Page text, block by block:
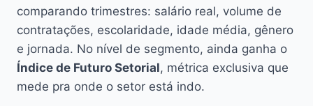
comparando trimestres: salário real, volume de
contratações, escolaridade, idade média, gênero
e jornada. No nível de segmento, ainda ganha o
Índice de Futuro Setorial, métrica exclusiva que
mede pra onde o setor está indo.